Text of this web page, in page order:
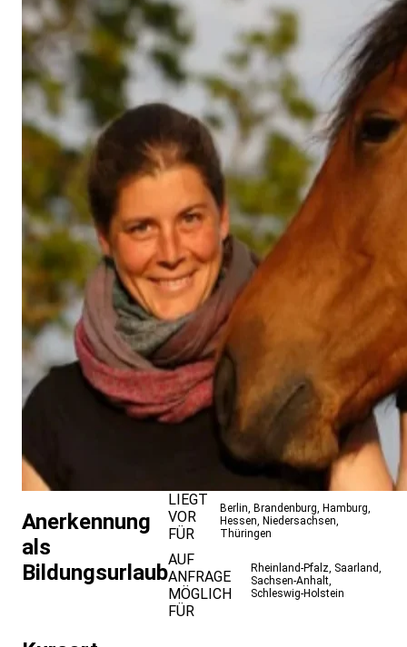
Anerkennung
als
Bildungsurlaub
LIEGT
VOR
FÜR
Berlin, Brandenburg, Hamburg,
Hessen, Niedersachsen,
Thüringen
AUF
ANFRAGE
MÖGLICH
FÜR
Rheinland-Pfalz, Saarland,
Sachsen-Anhalt,
Schleswig-Holstein